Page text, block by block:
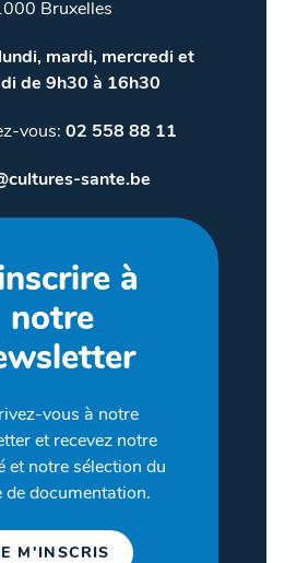
Bruxelles
lundi, mardi, mercredi et
de 9h30 à 16h30
vous: 02 558 88 11
sante.be
à
notre
vous à notre
et recevez notre
et notre sélection du
de documentation.
M'INSCRIS